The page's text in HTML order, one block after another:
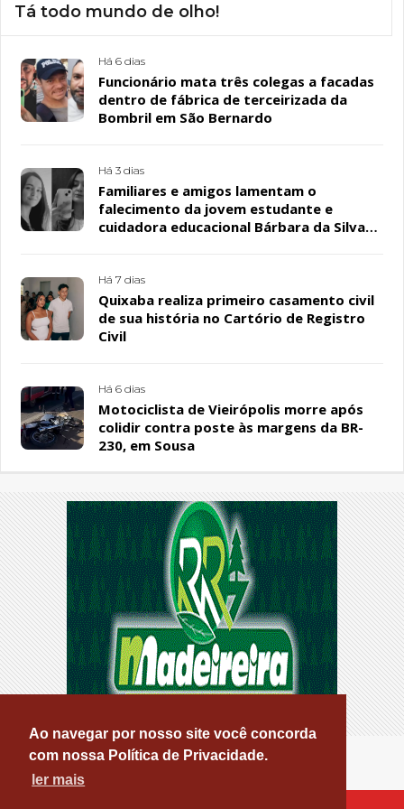
Ao navegar por nosso site você concorda
com nossa Política de Privacidade.
ler mais
Tá todo mundo de olho!
Há 6 dias
Funcionário mata três colegas a facadas
dentro de fábrica de terceirizada da
Bombril em São Bernardo
Há 3 dias
Familiares e amigos lamentam o
falecimento da jovem estudante e
cuidadora educacional Bárbara da Silva
Há 7 dias
Quixaba realiza primeiro casamento civil
de sua história no Cartório de Registro
Civil
Há 6 dias
Motociclista de Vieirópolis morre após
colidir contra poste às margens da BR-
230, em Sousa